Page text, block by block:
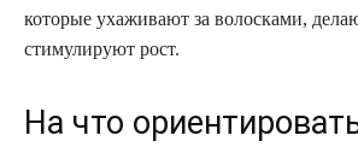
которые ухаживают за волосками,
стимулируют рост.
На что